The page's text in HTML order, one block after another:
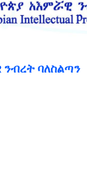
ባለስልጣን